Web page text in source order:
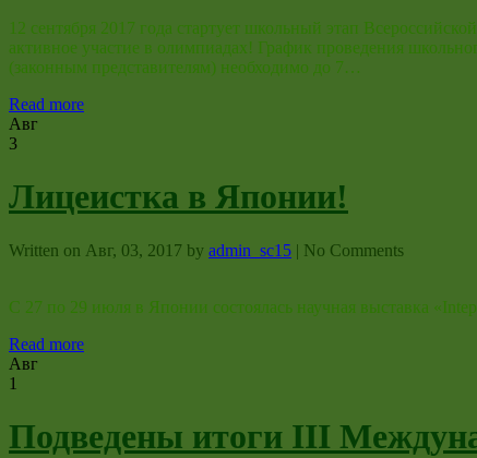
12 сентября 2017 года стартует школьный этап
активное участие в олимпиадах! График проведения
(законным представителям) необходимо до 7…
Read more
Авг
3
Лицеистка в Японии!
Written on Авг, 03, 2017 by admin_sc15 | No Comments
С 27 по 29 июля в Японии состоялась научная выставка
Read more
Авг
1
Подведены итоги III